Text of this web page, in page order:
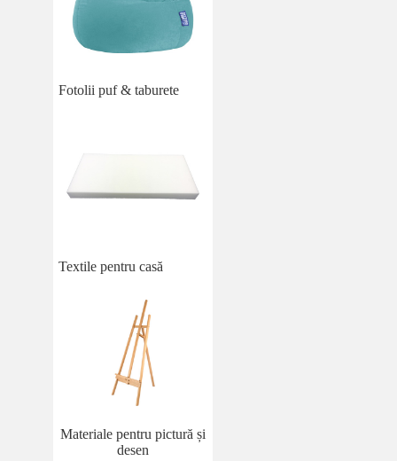
Fotolii puf & taburete
Textile pentru casă
Materiale pentru pictură și
desen